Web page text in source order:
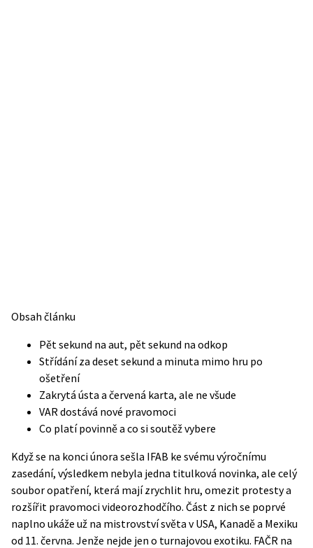
Obsah článku
Pět sekund na aut, pět sekund na odkop
Střídání za deset sekund a minuta mimo hru po
ošetření
Zakrytá ústa a červená karta, ale ne všude
VAR dostává nové pravomoci
Co platí povinně a co si soutěž vybere
Když se na konci února sešla IFAB ke svému výročnímu
zasedání, výsledkem nebyla jedna titulková novinka, ale celý
soubor opatření, která mají zrychlit hru, omezit protesty a
rozšířit pravomoci videorozhodčího. Část z nich se poprvé
naplno ukáže už na mistrovství světa v USA, Kanadě a Mexiku
od 11. června. Jenže nejde jen o turnajovou exotiku. FAČR na